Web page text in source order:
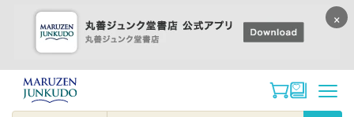
コンテンツに
進む
×